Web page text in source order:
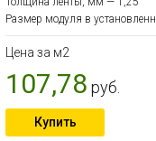
Размер модуля в
Цена за м2
107,78 руб.
Купить